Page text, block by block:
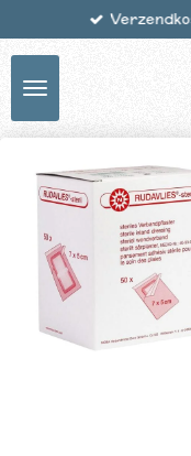
de
hoofdinhoud